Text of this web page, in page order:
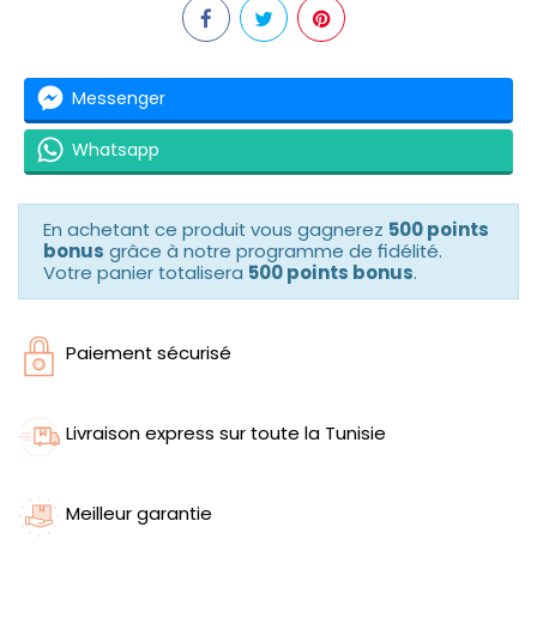
Messenger
Whatsapp
En achetant ce produit vous gagnerez 500 points
bonus grâce à notre programme de fidélité.
Votre panier totalisera 500 points bonus.
Paiement sécurisé
Livraison express sur toute la Tunisie
Meilleur garantie